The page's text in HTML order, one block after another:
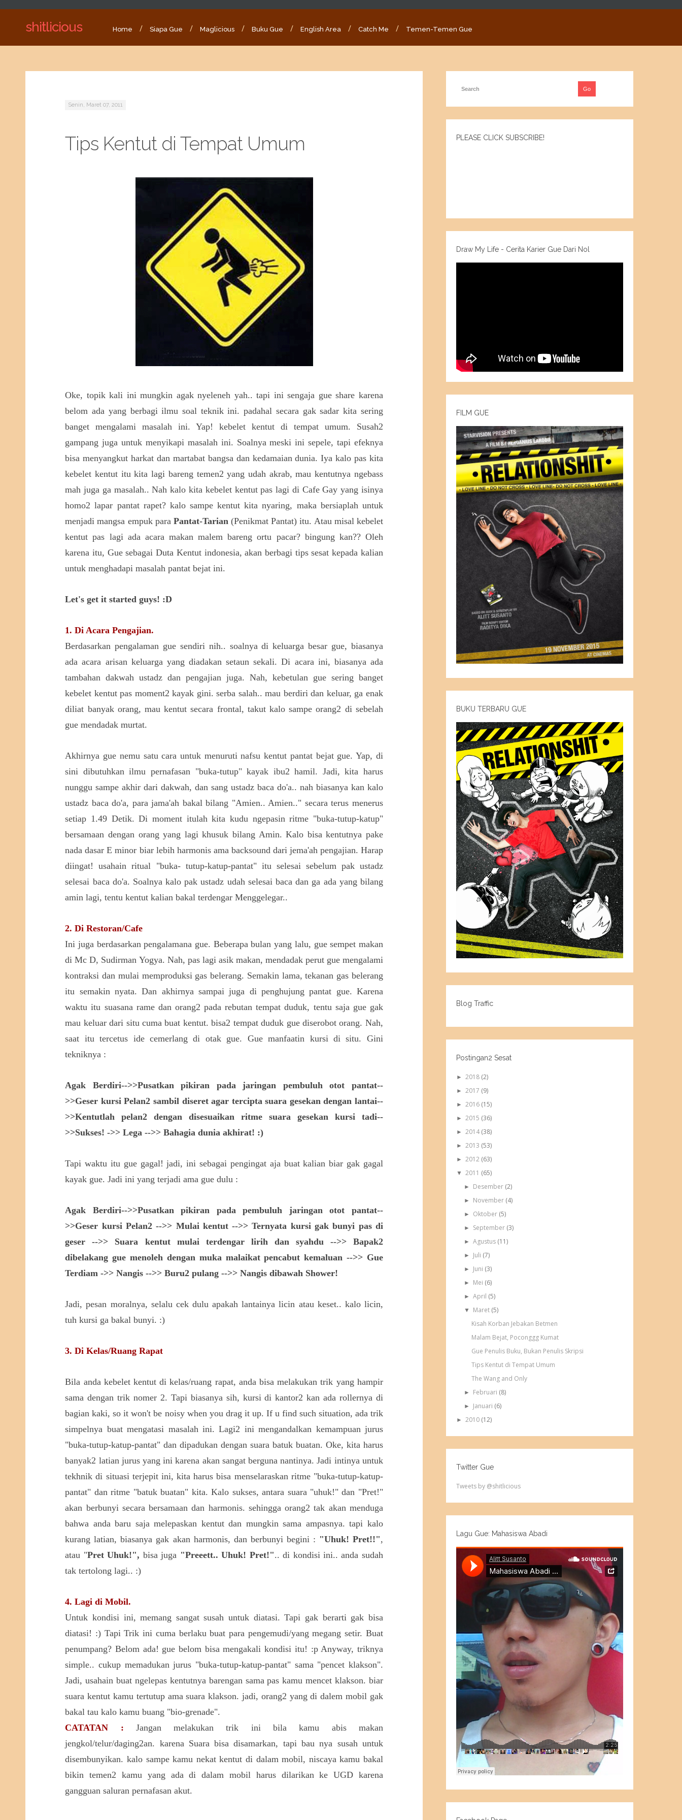
shitlicious Home Siapa Gue Maglicious Buku Gue English Area Catch Me Temen-Temen Gue
Senin, Maret 07, 2011
Tips Kentut di Tempat Umum
Oke, topik kali ini mungkin agak nyeleneh yah.. tapi ini sengaja gue share karena
belom ada yang berbagi ilmu soal teknik ini. padahal secara gak sadar kita sering
banget mengalami masalah ini. Yap! kebelet kentut di tempat umum. Susah2
gampang juga untuk menyikapi masalah ini. Soalnya meski ini sepele, tapi efeknya
bisa menyangkut harkat dan martabat bangsa dan kedamaian dunia. Iya kalo pas kita
kebelet kentut itu kita lagi bareng temen2 yang udah akrab, mau kentutnya ngebass
mah juga ga masalah.. Nah kalo kita kebelet kentut pas lagi di Cafe Gay yang isinya
homo2 lapar pantat rapet? kalo sampe kentut kita nyaring, maka bersiaplah untuk
menjadi mangsa empuk para Pantat-Tarian(Penikmat Pantat) itu. Atau misal kebelet
kentut pas lagi ada acara makan malem bareng ortu pacar? bingung kan?? Oleh
karena itu, Gue sebagai Duta Kentut indonesia, akan berbagi tips sesat kepada kalian
untuk menghadapi masalah pantat bejat ini.
Let's get it started guys! :D
1. Di Acara Pengajian.
Berdasarkan pengalaman gue sendiri nih.. soalnya di keluarga besar gue, biasanya
ada acara arisan keluarga yang diadakan setaun sekali. Di acara ini, biasanya ada
tambahan dakwah ustadz dan pengajian juga. Nah, kebetulan gue sering banget
kebelet kentut pas moment2 kayak gini. serba salah.. mau berdiri dan keluar, ga enak
diliat banyak orang, mau kentut secara frontal, takut kalo sampe orang2 di sebelah
gue mendadak murtat.
Akhirnya gue nemu satu cara untuk menuruti nafsu kentut pantat bejat gue. Yap, di
sini dibutuhkan ilmu pernafasan "buka-tutup" kayak ibu2 hamil. Jadi, kita harus
nunggu sampe akhir dari dakwah, dan sang ustadz baca do'a.. nah biasanya kan kalo
ustadz baca do'a, para jama'ah bakal bilang "Amien.. Amien.." secara terus menerus
setiap 1.49 Detik. Di moment itulah kita kudu ngepasin ritme "buka-tutup-katup"
bersamaan dengan orang yang lagi khusuk bilang Amin. Kalo bisa kentutnya pake
nada dasar E minor biar lebih harmonis ama backsound dari jema'ah pengajian. Harap
diingat! usahain ritual "buka- tutup-katup-pantat" itu selesai sebelum pak ustadz
selesai baca do'a. Soalnya kalo pak ustadz udah selesai baca dan ga ada yang bilang
amin lagi, tentu kentut kalian bakal terdengar Menggelegar..
2. Di Restoran/Cafe
Ini juga berdasarkan pengalamana gue. Beberapa bulan yang lalu, gue sempet makan
di Mc D, Sudirman Yogya. Nah, pas lagi asik makan, mendadak perut gue mengalami
kontraksi dan mulai memproduksi gas belerang. Semakin lama, tekanan gas belerang
itu semakin nyata. Dan akhirnya sampai juga di penghujung pantat gue. Karena
waktu itu suasana rame dan orang2 pada rebutan tempat duduk, tentu saja gue gak
mau keluar dari situ cuma buat kentut. bisa2 tempat duduk gue diserobot orang. Nah,
saat itu tercetus ide cemerlang di otak gue. Gue manfaatin kursi di situ. Gini
tekniknya :
Agak Berdiri-->>Pusatkan pikiran pada jaringan pembuluh otot pantat--
>>Geser kursi Pelan2 sambil diseret agar tercipta suara gesekan dengan lantai--
>>Kentutlah pelan2 dengan disesuaikan ritme suara gesekan kursi tadi--
>>Sukses! ->> Lega -->> Bahagia dunia akhirat! :)
Tapi waktu itu gue gagal! jadi, ini sebagai pengingat aja buat kalian biar gak gagal
kayak gue. Jadi ini yang terjadi ama gue dulu :
Agak Berdiri-->>Pusatkan pikiran pada pembuluh jaringan otot pantat--
>>Geser kursi Pelan2 -->> Mulai kentut -->> Ternyata kursi gak bunyi pas di
geser -->> Suara kentut mulai terdengar lirih dan syahdu -->> Bapak2
dibelakang gue menoleh dengan muka malaikat pencabut kemaluan -->> Gue
Terdiam ->> Nangis -->> Buru2 pulang -->> Nangis dibawah Shower!
Jadi, pesan moralnya, selalu cek dulu apakah lantainya licin atau keset.. kalo licin,
tuh kursi ga bakal bunyi. :)
3. Di Kelas/Ruang Rapat
Bila anda kebelet kentut di kelas/ruang rapat, anda bisa melakukan trik yang hampir
sama dengan trik nomer 2. Tapi biasanya sih, kursi di kantor2 kan ada rollernya di
bagian kaki, so it won't be noisy when you drag it up. If u find such situation, ada trik
simpelnya buat mengatasi masalah ini. Lagi2 ini mengandalkan kemampuan jurus
"buka-tutup-katup-pantat" dan dipadukan dengan suara batuk buatan. Oke, kita harus
banyak2 latian jurus yang ini karena akan sangat berguna nantinya. Jadi intinya untuk
tekhnik di situasi terjepit ini, kita harus bisa menselaraskan ritme "buka-tutup-katup-
pantat" dan ritme "batuk buatan" kita. Kalo sukses, antara suara "uhuk!" dan "Pret!"
akan berbunyi secara bersamaan dan harmonis. sehingga orang2 tak akan menduga
bahwa anda baru saja melepaskan kentut dan mungkin sama ampasnya. tapi kalo
kurang latian, biasanya gak akan harmonis, dan berbunyi begini : "Uhuk! Pret!!",
atau "Pret Uhuk!", bisa juga "Preeett.. Uhuk! Pret!".. di kondisi ini.. anda sudah
tak tertolong lagi.. :)
4. Lagi di Mobil.
Untuk kondisi ini, memang sangat susah untuk diatasi. Tapi gak berarti gak bisa
diatasi! :) Tapi Trik ini cuma berlaku buat para pengemudi/yang megang setir. Buat
penumpang? Belom ada! gue belom bisa mengakali kondisi itu! :p Anyway, triknya
simple.. cukup memadukan jurus "buka-tutup-katup-pantat" sama "pencet klakson".
Jadi, usahain buat ngelepas kentutnya barengan sama pas kamu mencet klakson. biar
suara kentut kamu tertutup ama suara klakson. jadi, orang2 yang di dalem mobil gak
bakal tau kalo kamu buang "bio-grenade".
CATATAN : Jangan melakukan trik ini bila kamu abis makan
jengkol/telur/daging2an. karena Suara bisa disamarkan, tapi bau nya susah untuk
disembunyikan. kalo sampe kamu nekat kentut di dalam mobil, niscaya kamu bakal
bikin temen2 kamu yang ada di dalam mobil harus dilarikan ke UGD karena
gangguan saluran pernafasan akut.
PLEASE CLICK SUBSCRIBE!
Draw My Life - Cerita Karier Gue Dari Nol
FILM GUE
BUKU TERBARU GUE
Blog Traffic
Postingan2 Sesat
►2018 (2)
►2017 (9)
►2016 (15)
►2015 (36)
►2014 (38)
►2013 (53)
►2012 (63)
▼2011 (65)
► Desember (2)
► November (4)
► Oktober (5)
► September (3)
► Agustus (11)
► Juli (7)
► Juni (3)
► Mei (6)
► April (5)
▼ Maret (5)
Kisah Korban Jebakan Betmen
Malam Bejat, Poconggg Kumat
Gue Penulis Buku, Bukan Penulis Skripsi
Tips Kentut di Tempat Umum
The Wang and Only
► Februari (8)
► Januari (6)
►2010 (12)
Twitter Gue
Tweets by @shitlicious
Lagu Gue: Mahasiswa Abadi